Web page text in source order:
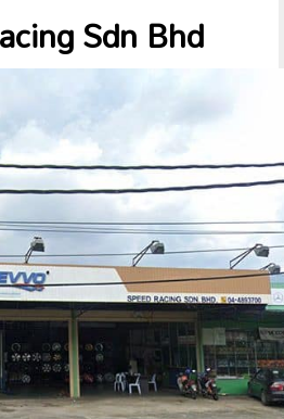
Sdn Bhd